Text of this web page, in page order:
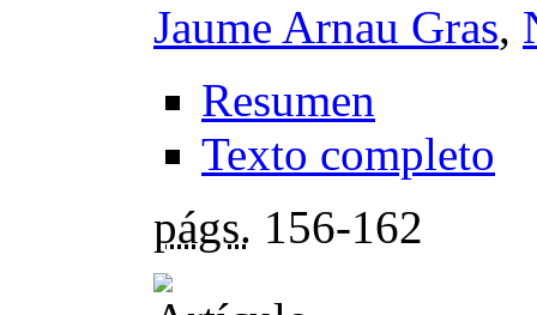
Jaume Arnau Gras,
Resumen
Texto completo
págs. 156-162